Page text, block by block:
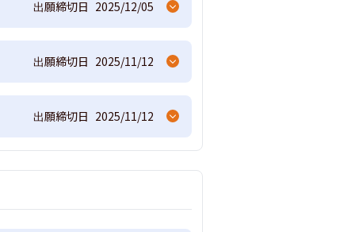
出願締切日 2025/12/05
出願締切日 2025/11/12
出願締切日 2025/11/12